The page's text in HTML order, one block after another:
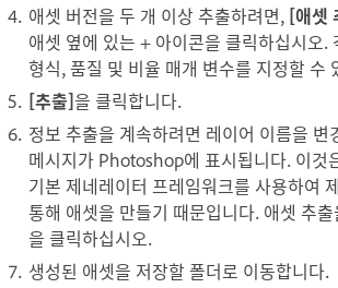
애셋 버전을 두 개 이상 추출하려면, [애셋
애셋 옆에 있는 + 아이콘을 클릭하십시오.
형식, 품질 및 비율 매개 변수를 지정할 수
[추출]을 클릭합니다.
정보 추출을 계속하려면 레이어 이름을 변
메시지가 Photoshop에 표시됩니다. 이것
기본 제네레이터 프레임워크를 사용하여
통해 애셋을 만들기 때문입니다. 애셋 추
을 클릭하십시오.
생성된 애셋을 저장할 폴더로 이동합니다.